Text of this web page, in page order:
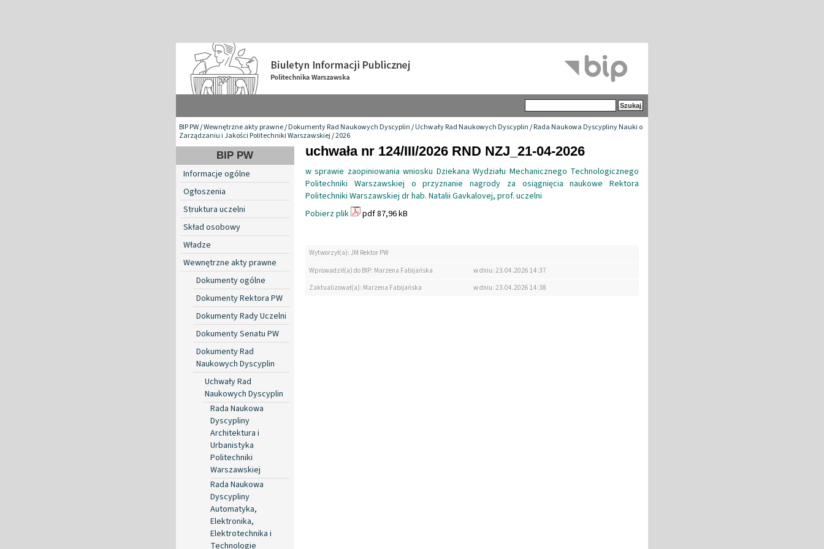
BIP PW/Wewnętrzne akty prawne/Dokumenty Rad Naukowych Dyscyplin/Uchwały Rad Naukowych Dyscyplin/Rada Naukowa Dyscypliny Nauki o
Zarządzaniu i Jakości Politechniki Warszawskiej/2026
BIP PW
Informacje ogólne
Ogłoszenia
Struktura uczelni
Skład osobowy
Władze
Wewnętrzne akty prawne
Dokumenty ogólne
Dokumenty Rektora PW
Dokumenty Rady Uczelni
Dokumenty Senatu PW
Dokumenty Rad
Naukowych Dyscyplin
Uchwały Rad
Naukowych Dyscyplin
Rada Naukowa
Dyscypliny
Architektura i
Urbanistyka
Politechniki
Warszawskiej
Rada Naukowa
Dyscypliny
Automatyka,
Elektronika,
Elektrotechnika i
Technologie
uchwała nr 124/III/2026 RND NZJ_21-04-2026
w sprawie zaopiniowania wniosku Dziekana Wydziału Mechanicznego Technologicznego
Politechniki Warszawskiej o przyznanie nagrody za osiągnięcia naukowe Rektora
Politechniki Warszawskiej dr hab. Natalii Gavkalovej, prof. uczelni
Pobierz plik
pdf 87,96 kB
Wytworzył(a): JM Rektor PW
Wprowadził(a) do BIP: Marzena Fabijańska
w dniu: 23.04.2026 14:37
Zaktualizował(a): Marzena Fabijańska
w dniu: 23.04.2026 14:38